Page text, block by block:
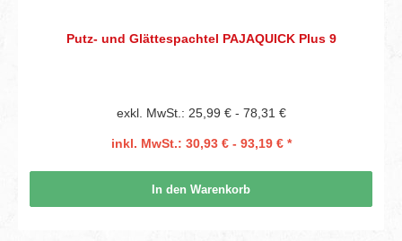
Putz- und Glättespachtel PAJAQUICK Plus 9
exkl. MwSt.: 25,99 € - 78,31 €
inkl. MwSt.: 30,93 € - 93,19 € *
In den Warenkorb